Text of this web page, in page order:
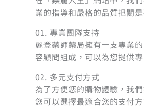
業的指導和嚴格的品質把關
01. 專業團隊支持
麗登藥師藥局擁有一支專業
容顧問組成，可以為您提供
02. 多元支付方式
為了方便您的購物體驗，我
您可以選擇最適合您的支付